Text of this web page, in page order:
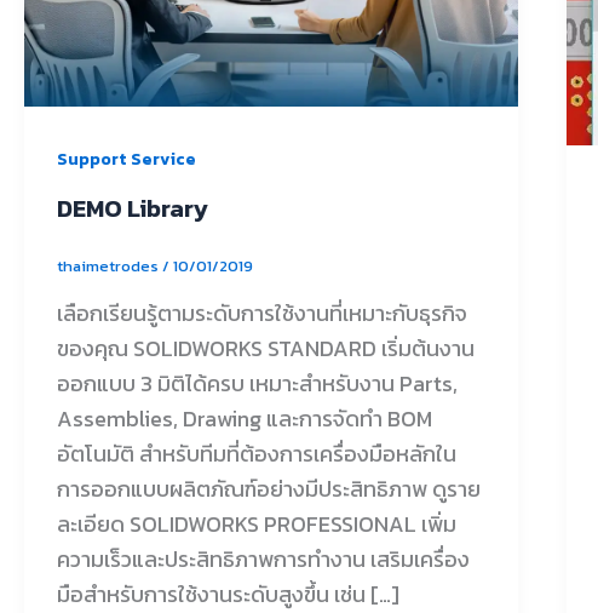
Support Service
DEMO Library
thaimetrodes / 10/01/2019
เลือกเรียนรู้ตามระดับการใช้งานที่เหมาะกับธุรกิจ
ของคุณ SOLIDWORKS STANDARD เริ่มต้นงาน
ออกแบบ 3 มิติได้ครบ เหมาะสำหรับงาน Parts,
Assemblies, Drawing และการจัดทำ BOM
อัตโนมัติ สำหรับทีมที่ต้องการเครื่องมือหลักใน
การออกแบบผลิตภัณฑ์อย่างมีประสิทธิภาพ ดูราย
ละเอียด SOLIDWORKS PROFESSIONAL เพิ่ม
ความเร็วและประสิทธิภาพการทำงาน เสริมเครื่อง
มือสำหรับการใช้งานระดับสูงขึ้น เช่น […]